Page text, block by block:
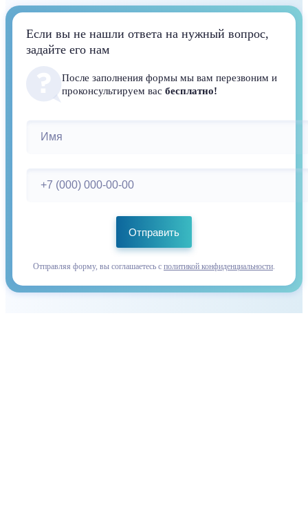
Если вы не нашли ответа на нужный вопрос,
задайте его нам
После заполнения формы мы вам перезвоним и
проконсультируем вас бесплатно!
Отправить
Отправляя форму, вы соглашаетесь с политикой конфиденциальности